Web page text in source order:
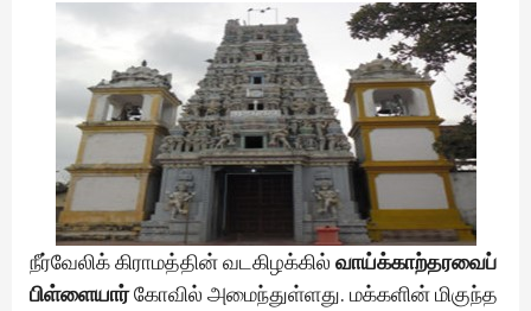
நீர்வேலிக் கிராமத்தின் வடகிழக்கில் வாய்க்காற்தரவைப்
பிள்ளையார்கோவில் அமைந்துள்ளது. மக்களின் மிகுந்த